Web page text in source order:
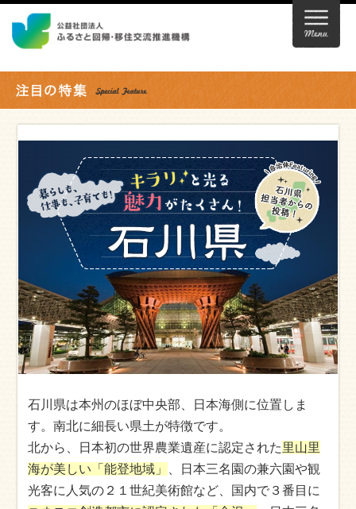
石川県は本州のほぼ中央部、日本海側に位置しま
す。南北に細長い県土が特徴です。
北から、日本初の世界農業遺産に認定された里山里
海が美しい「能登地域」
、日本三名園の兼六園や観
光客に人気の２１世紀美術館など、国内で３番目に